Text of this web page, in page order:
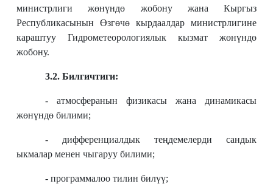
министрлиги жөнүндө жобону жана Кыргыз
Республикасынын Өзгөчө кырдаалдар министрлигине
караштуу Гидрометеорологиялык кызмат жөнүндө
жобону.
3.2. Билгичтиги:
- атмосферанын физикасы жана динамикасы
жөнүндө билими;
- дифференциалдык теңдемелерди сандык
ыкмалар менен чыгаруу билими;
- программалоо тилин билүү;